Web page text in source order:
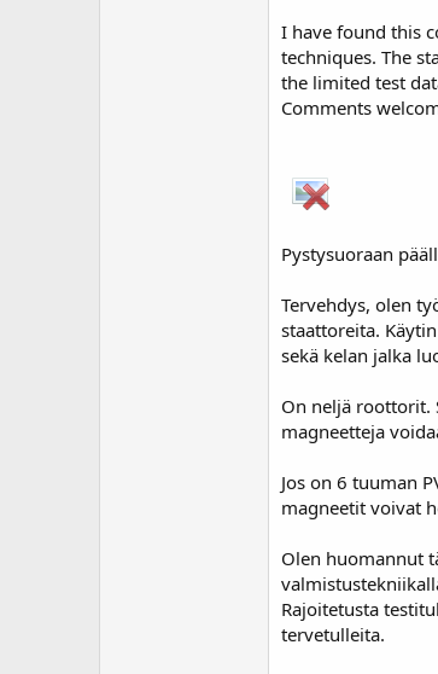
I have found this
techniques. The
the limited test
Comments
Pystysuoraan
Tervehdys, olen
staattoreita.
sekä kelan jalka
On neljä roottorit.
magneetteja
Jos on 6 tuuman
magneetit voivat
Olen huomannut
Rajoitetusta
tervetulleita.